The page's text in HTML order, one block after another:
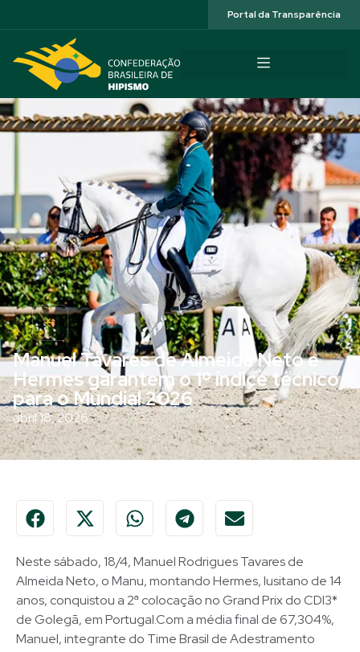
Portal da Transparência
Manuel Tavares de Almeida Neto e
Hermes garantem o 1º índice técnico
para o Mundial 2026
abril 18, 2026
Neste sábado, 18/4, Manuel Rodrigues Tavares de
Almeida Neto, o Manu, montando Hermes, lusitano de 14
anos, conquistou a 2ª colocação no Grand Prix do CDI3*
de Golegã, em Portugal.Com a média final de 67,304%,
Manuel, integrante do Time Brasil de Adestramento